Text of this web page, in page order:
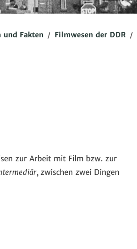
und Fakten / Filmwesen der DDR /
zur Arbeit mit Film bzw. zur
, zwischen zwei Dingen